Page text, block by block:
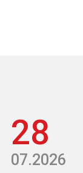
28
07.2026